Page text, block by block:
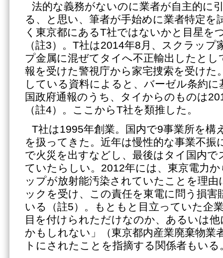
法的な義務がないのに業者が自主的に
る、と思い、筆者が手始めに業者特定を
く東京都にあるT社ではないかと目星を
（註3）。T社は2014年8月、スクラッ
プ金属に混ぜてタイへ不正輸出したとし
報を受けた警視庁から家宅捜索を受けた
している資料によると、バーゼル条約に
国政府通報のうち、タイからのものは
（註4）。ここからT社を類推した。
T社は1995年創業。国内で9事業所を構
を扱ってきた。近年は慢性的な事業不振
で火災を出すなどし、最後はタイ国内
ていたらしい。2012年には、東京電力
ップが放射能汚染されていたことを理
ックを受け、この責任を東電に問う損害
いる（註5）。もともと目立っていた企
目を付けられただけなのか、あるいは
かもしれない」（東京都内産業廃棄物業
トにされたことを指摘する関係者もいる